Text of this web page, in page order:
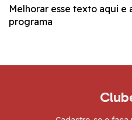
Melhorar esse texto aqui e
programa